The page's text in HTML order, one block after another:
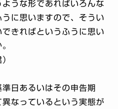
うな形であればいろんな
に思いますので、そうい
きればというふうに思い
日あるいはその申告期
なっているという実態が